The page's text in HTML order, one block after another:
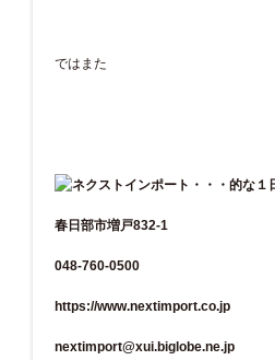
ではまた
春日部市増戸832-1
048-760-0500
https://www.nextimport.co.jp
nextimport@xui.biglobe.ne.jp